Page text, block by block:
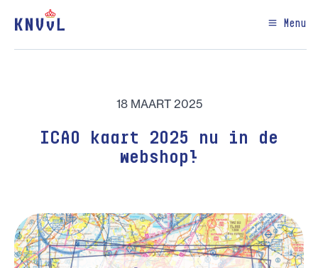
Menu
18 MAART 2025
ICAO kaart 2025 nu in de
webshop!